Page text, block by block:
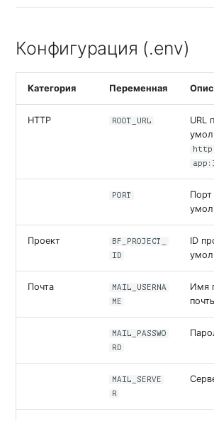
Конфигурация (.env)
Категория Переменная
HTTP ROOT_URL
URL
PORT
Проект
BF_PROJECT_
ID
ID
Почта
MAIL_USERNA
ME
Имя
MAIL_PASSWO
RD
MAIL_SERVE
R